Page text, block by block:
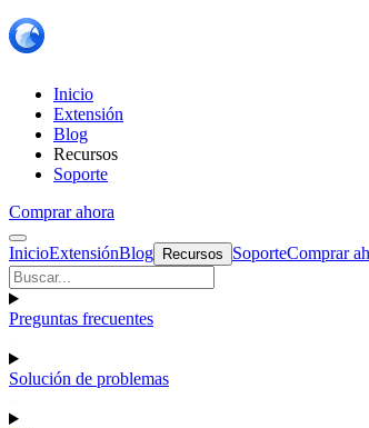
Inicio
Extensión
Blog
Recursos
Soporte
Comprar ahora
InicioExtensiónBlog Recursos SoporteComprar
Preguntas frecuentes
Solución de problemas